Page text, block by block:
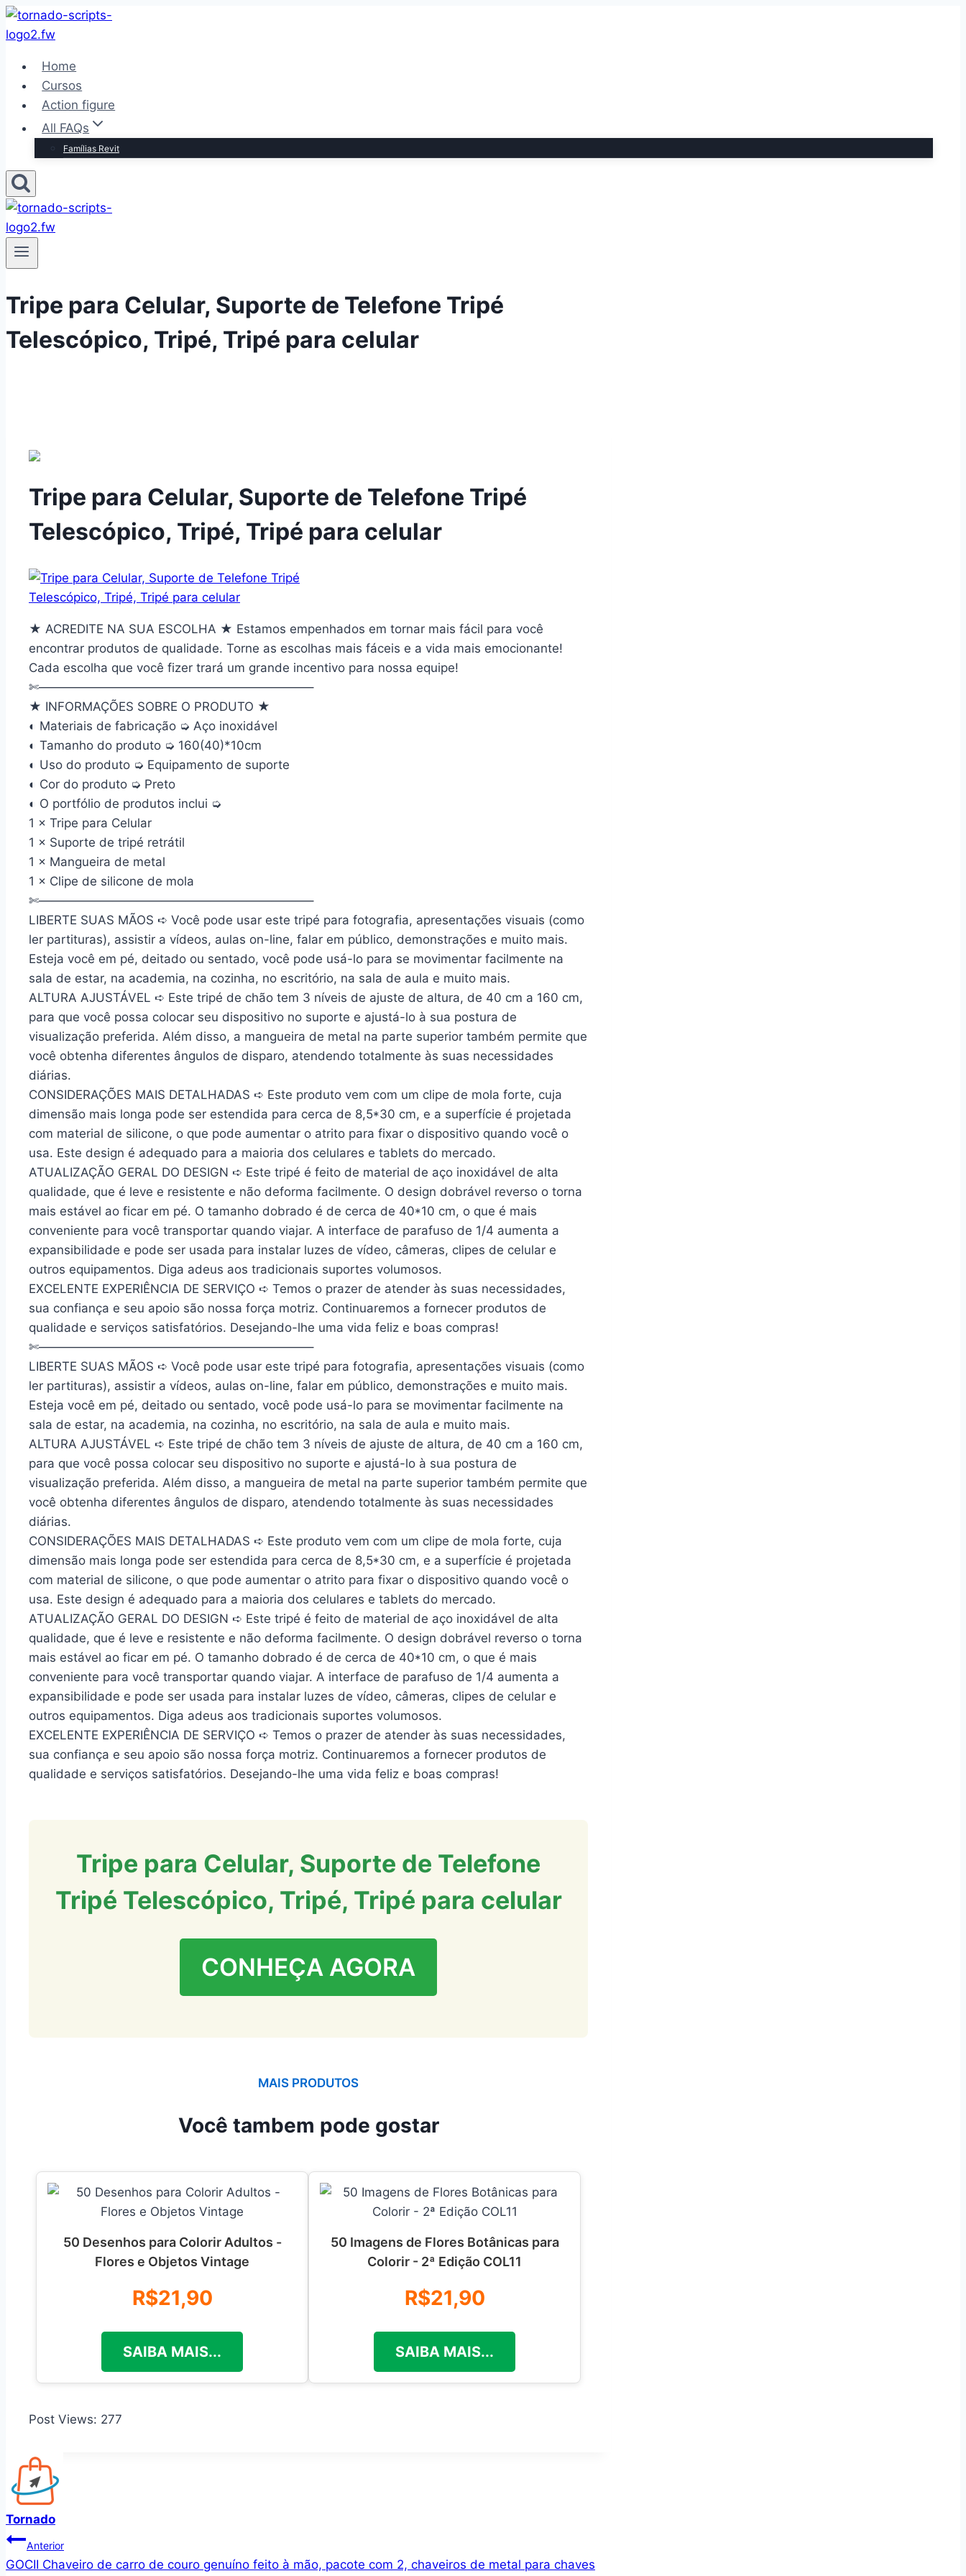
Pular
para
Conteúdo
Home
Cursos
Action figure
All FAQs
Famílias Revit
Tripe para Celular, Suporte de Telefone Tripé
Telescópico, Tripé, Tripé para celular
Tripe para Celular, Suporte de Telefone Tripé
Telescópico, Tripé, Tripé para celular
★ ACREDITE NA SUA ESCOLHA ★ Estamos empenhados em tornar mais fácil para você
encontrar produtos de qualidade. Torne as escolhas mais fáceis e a vida mais emocionante!
Cada escolha que você fizer trará um grande incentivo para nossa equipe!
✄——————————————————————–
★ INFORMAÇÕES SOBRE O PRODUTO ★
◐ Materiais de fabricação ➭ Aço inoxidável
◐ Tamanho do produto ➭ 160(40)*10cm
◐ Uso do produto ➭ Equipamento de suporte
◐ Cor do produto ➭ Preto
◐ O portfólio de produtos inclui ➭
1 × Tripe para Celular
1 × Suporte de tripé retrátil
1 × Mangueira de metal
1 × Clipe de silicone de mola
✄——————————————————————–
LIBERTE SUAS MÃOS ➪ Você pode usar este tripé para fotografia, apresentações visuais (como
ler partituras), assistir a vídeos, aulas on-line, falar em público, demonstrações e muito mais.
Esteja você em pé, deitado ou sentado, você pode usá-lo para se movimentar facilmente na
sala de estar, na academia, na cozinha, no escritório, na sala de aula e muito mais.
ALTURA AJUSTÁVEL ➪ Este tripé de chão tem 3 níveis de ajuste de altura, de 40 cm a 160 cm,
para que você possa colocar seu dispositivo no suporte e ajustá-lo à sua postura de
visualização preferida. Além disso, a mangueira de metal na parte superior também permite que
você obtenha diferentes ângulos de disparo, atendendo totalmente às suas necessidades
diárias.
CONSIDERAÇÕES MAIS DETALHADAS ➪ Este produto vem com um clipe de mola forte, cuja
dimensão mais longa pode ser estendida para cerca de 8,5*30 cm, e a superfície é projetada
com material de silicone, o que pode aumentar o atrito para fixar o dispositivo quando você o
usa. Este design é adequado para a maioria dos celulares e tablets do mercado.
ATUALIZAÇÃO GERAL DO DESIGN ➪ Este tripé é feito de material de aço inoxidável de alta
qualidade, que é leve e resistente e não deforma facilmente. O design dobrável reverso o torna
mais estável ao ficar em pé. O tamanho dobrado é de cerca de 40*10 cm, o que é mais
conveniente para você transportar quando viajar. A interface de parafuso de 1/4 aumenta a
expansibilidade e pode ser usada para instalar luzes de vídeo, câmeras, clipes de celular e
outros equipamentos. Diga adeus aos tradicionais suportes volumosos.
EXCELENTE EXPERIÊNCIA DE SERVIÇO ➪ Temos o prazer de atender às suas necessidades,
sua confiança e seu apoio são nossa força motriz. Continuaremos a fornecer produtos de
qualidade e serviços satisfatórios. Desejando-lhe uma vida feliz e boas compras!
✄——————————————————————–
LIBERTE SUAS MÃOS ➪ Você pode usar este tripé para fotografia, apresentações visuais (como
ler partituras), assistir a vídeos, aulas on-line, falar em público, demonstrações e muito mais.
Esteja você em pé, deitado ou sentado, você pode usá-lo para se movimentar facilmente na
sala de estar, na academia, na cozinha, no escritório, na sala de aula e muito mais.
ALTURA AJUSTÁVEL ➪ Este tripé de chão tem 3 níveis de ajuste de altura, de 40 cm a 160 cm,
para que você possa colocar seu dispositivo no suporte e ajustá-lo à sua postura de
visualização preferida. Além disso, a mangueira de metal na parte superior também permite que
você obtenha diferentes ângulos de disparo, atendendo totalmente às suas necessidades
diárias.
CONSIDERAÇÕES MAIS DETALHADAS ➪ Este produto vem com um clipe de mola forte, cuja
dimensão mais longa pode ser estendida para cerca de 8,5*30 cm, e a superfície é projetada
com material de silicone, o que pode aumentar o atrito para fixar o dispositivo quando você o
usa. Este design é adequado para a maioria dos celulares e tablets do mercado.
ATUALIZAÇÃO GERAL DO DESIGN ➪ Este tripé é feito de material de aço inoxidável de alta
qualidade, que é leve e resistente e não deforma facilmente. O design dobrável reverso o torna
mais estável ao ficar em pé. O tamanho dobrado é de cerca de 40*10 cm, o que é mais
conveniente para você transportar quando viajar. A interface de parafuso de 1/4 aumenta a
expansibilidade e pode ser usada para instalar luzes de vídeo, câmeras, clipes de celular e
outros equipamentos. Diga adeus aos tradicionais suportes volumosos.
EXCELENTE EXPERIÊNCIA DE SERVIÇO ➪ Temos o prazer de atender às suas necessidades,
sua confiança e seu apoio são nossa força motriz. Continuaremos a fornecer produtos de
qualidade e serviços satisfatórios. Desejando-lhe uma vida feliz e boas compras!
Tripe para Celular, Suporte de Telefone
Tripé Telescópico, Tripé, Tripé para celular
CONHEÇA AGORA
MAIS PRODUTOS
Você tambem pode gostar
50 Desenhos para Colorir Adultos -
Flores e Objetos Vintage
R$21,90
SAIBA MAIS...
50 Imagens de Flores Botânicas para
Colorir - 2ª Edição COL11
R$21,90
SAIBA MAIS...
Post Views: 277
Tornado
Navegação
Anterior
GOCII Chaveiro de carro de couro genuíno feito à mão, pacote com 2, chaveiros de metal para chaves